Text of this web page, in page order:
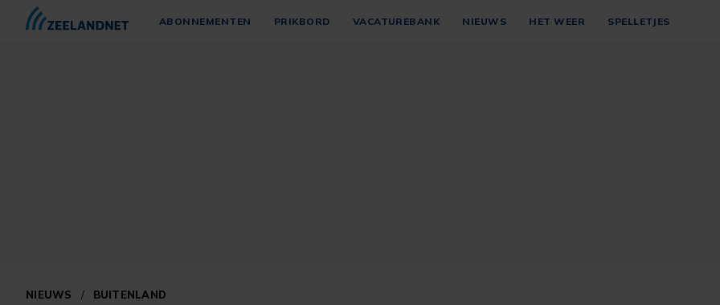
ABONNEMENTEN PRIKBORD VACATUREBANK NIEUWS HET WEER SPELLETJES
NIEUWS / BUITENLAND